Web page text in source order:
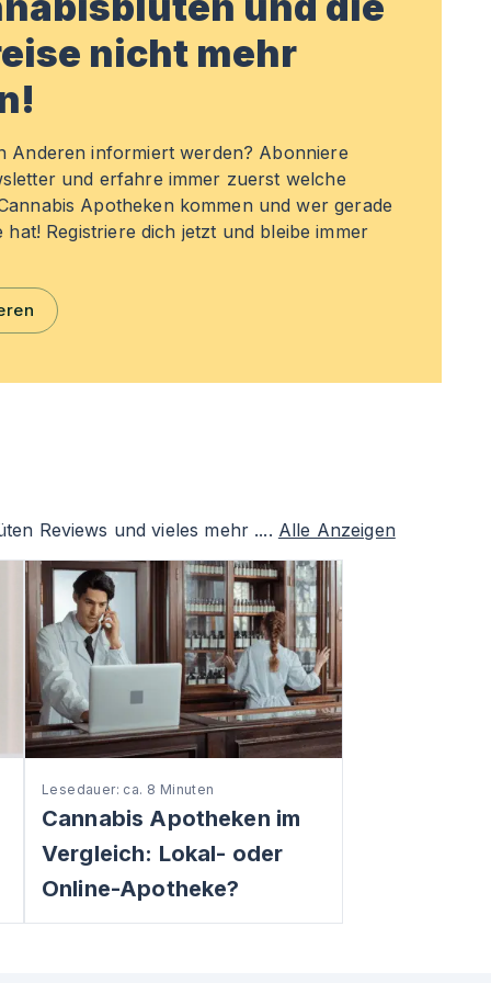
nicht mehr
Anderen informiert werden? Abonniere
und erfahre immer zuerst welche
Apotheken kommen und wer gerade
hat! Registriere dich jetzt und bleibe immer
Reviews und vieles mehr .... Alle Anzeigen
Lesedauer: ca. 8 Minuten
Cannabis Apotheken im
Vergleich: Lokal- oder
Online-Apotheke?